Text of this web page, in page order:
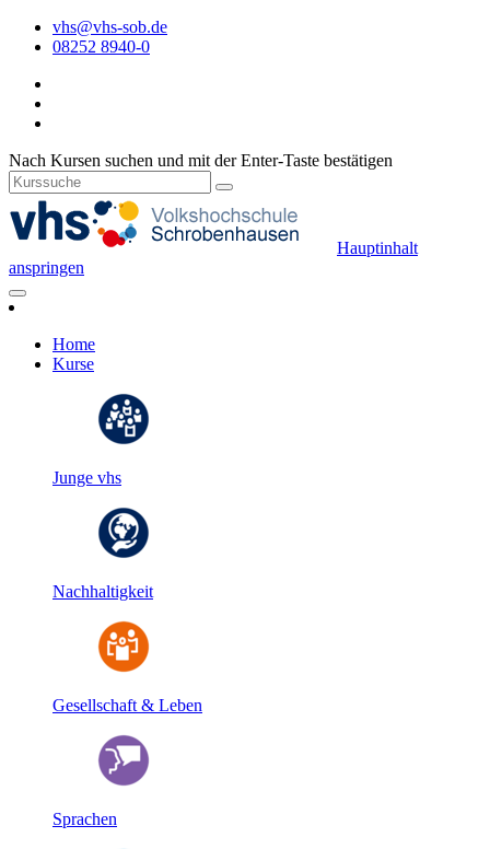
vhs@vhs-sob.de
08252 8940-0
Nach Kursen suchen und mit der Enter-Taste bestätigen
Hauptinhalt
anspringen
Home
Kurse
Junge vhs
Nachhaltigkeit
Gesellschaft & Leben
Sprachen